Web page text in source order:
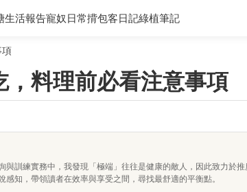
生活報告寵奴日常揹包客日記綠植筆記
項
料理前必看注意事項
訓練實務中，我發現「極端」往往是健康的敵人，因此致力於
知，帶領讀者在效率與享受之間，尋找最舒適的平衡點。